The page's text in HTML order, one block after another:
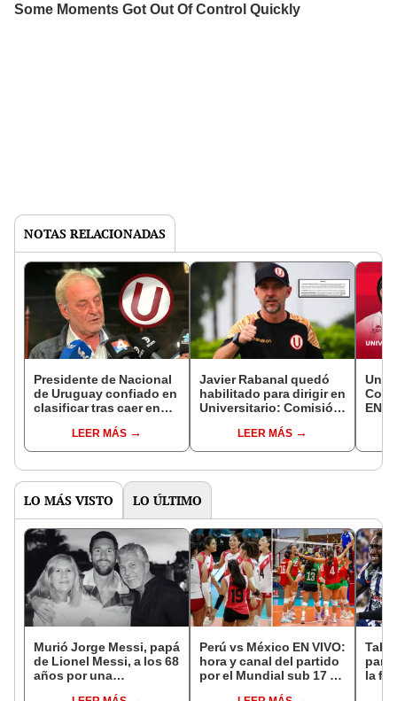
NOTAS RELACIONADAS
Presidente de Nacional
de Uruguay confiado en
clasificar tras caer en
"No hay brasileños ni
argentinos"
LEER MÁS
Javier Rabanal quedó
habilitado para dirigir en
Universitario: Comisión
sanción de 4 fechas
LEER MÁS
EN
LO MÁS VISTO LO ÚLTIMO
Murió Jorge Messi, papá
de Lionel Messi, a los 68
años por una
Perú vs México EN VIVO:
hora y canal del partido
por el Mundial sub 17 de
la